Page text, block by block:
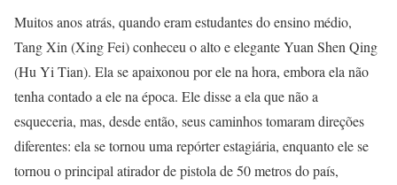
Muitos anos atrás, quando eram estudantes do ensino médio,
Tang Xin (Xing Fei) conheceu o alto e elegante Yuan Shen Qing
(Hu Yi Tian). Ela se apaixonou por ele na hora, embora ela não
tenha contado a ele na época. Ele disse a ela que não a
esqueceria, mas, desde então, seus caminhos tomaram direções
diferentes: ela se tornou uma repórter estagiária, enquanto ele se
tornou o principal atirador de pistola de 50 metros do país,